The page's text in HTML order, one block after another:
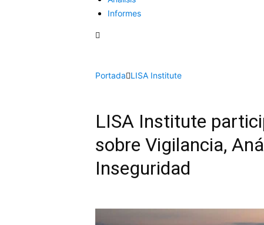
Informes
Portada LISA Institute
LISA Institute
sobre Vigilancia,
Inseguridad